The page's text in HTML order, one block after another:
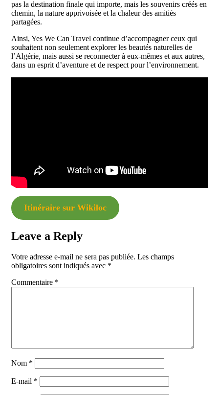
pas la destination finale qui importe, mais les souvenirs créés en
chemin, la nature apprivoisée et la chaleur des amitiés
partagées.
Ainsi, Yes We Can Travel continue d’accompagner ceux qui
souhaitent non seulement explorer les beautés naturelles de
l’Algérie, mais aussi se reconnecter à eux-mêmes et aux autres,
dans un esprit d’aventure et de respect pour l’environnement.
Itinéraire sur Wikiloc
Leave a Reply
Votre adresse e-mail ne sera pas publiée. Les champs
obligatoires sont indiqués avec *
Commentaire *
Nom *
E-mail *